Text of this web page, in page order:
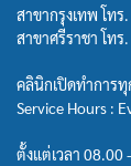
สาขากรุงเทพ โทร.
สาขาศรีราชา โทร.
คลินิกเปิดทำการ
Service Hours :
ตั้งแต่เวลา 08.00